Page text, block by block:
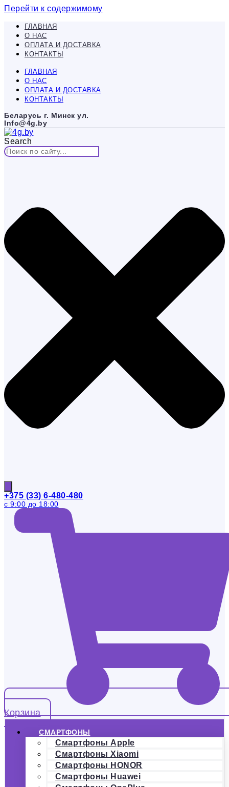
Перейти к содержимому
ГЛАВНАЯ
О НАС
ОПЛАТА И ДОСТАВКА
КОНТАКТЫ
ГЛАВНАЯ
О НАС
ОПЛАТА И ДОСТАВКА
КОНТАКТЫ
Беларусь г. Минск ул.
Info@4g.by
Search
+375 (33) 6-480-480
с 9:00 до 18:00
Корзина
СМАРТФОНЫ
Смартфоны Apple
Смартфоны Xiaomi
Смартфоны HONOR
Смартфоны Huawei